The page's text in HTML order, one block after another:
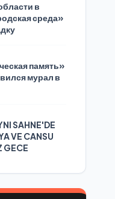
в
среда»
память»
мурал в
SAHNE'DE
VE CANSU
GECE